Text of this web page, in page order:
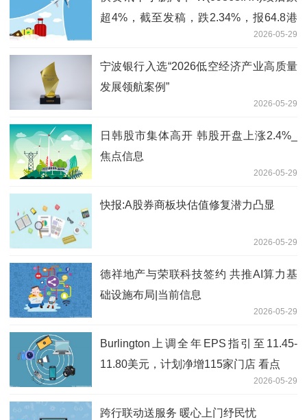
超4%，截至发稿，跌2.34%，报64.8港
2026-05-29
宁波银行入选“2026低空经济产业高质量
发展领航案例”
2026-05-29
日韩股市集体高开 韩股开盘上涨2.4%_
焦点信息
2026-05-29
快报:A股券商板块估值修复潜力凸显
2026-05-29
德祥地产与荣联科技签约 共推AI算力基
础设施布局|当前信息
2026-05-29
Burlington上调全年EPS指引至11.45-
11.80美元，计划净增115家门店 看点
2026-05-29
跨行联动送服务 暖心上门纾民忧